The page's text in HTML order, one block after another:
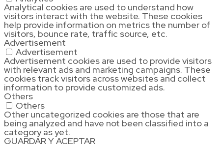
Analytical cookies are used to understand how
visitors interact with the website. These cookies
help provide information on metrics the number of
visitors, bounce rate, traffic source, etc.
Advertisement
Advertisement
Advertisement cookies are used to provide visitors
with relevant ads and marketing campaigns. These
cookies track visitors across websites and collect
information to provide customized ads.
Others
Others
Other uncategorized cookies are those that are
being analyzed and have not been classified into a
category as yet.
GUARDAR Y ACEPTAR